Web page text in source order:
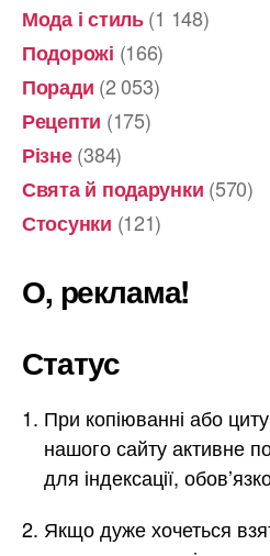
Мода і стиль(1 148)
Подорожі (166)
Поради (2 053)
Рецепти (175)
Різне(384)
Свята й подарунки (570)
Стосунки (121)
О, реклама!
Статус
При копіюванні або
нашого сайту активне
для індексації,
Якщо дуже хочеться